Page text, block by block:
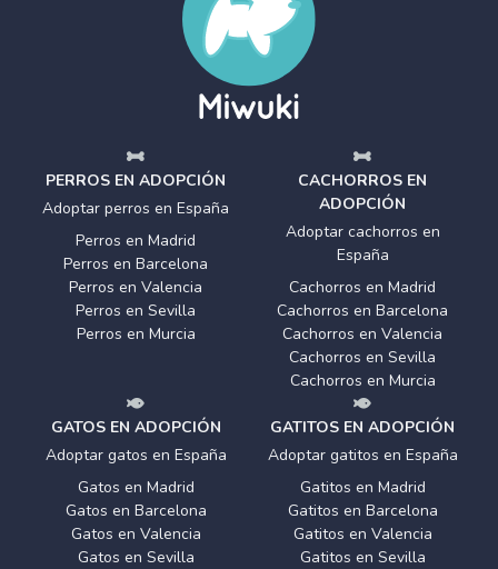
PERROS EN ADOPCIÓN
Adoptar perros en España
Perros en Madrid
Perros en Barcelona
Perros en Valencia
Perros en Sevilla
Perros en Murcia
CACHORROS EN
ADOPCIÓN
Adoptar cachorros en
España
Cachorros en Madrid
Cachorros en Barcelona
Cachorros en Valencia
Cachorros en Sevilla
Cachorros en Murcia
GATOS EN ADOPCIÓN
Adoptar gatos en España
Gatos en Madrid
Gatos en Barcelona
Gatos en Valencia
Gatos en Sevilla
GATITOS EN ADOPCIÓN
Adoptar gatitos en España
Gatitos en Madrid
Gatitos en Barcelona
Gatitos en Valencia
Gatitos en Sevilla